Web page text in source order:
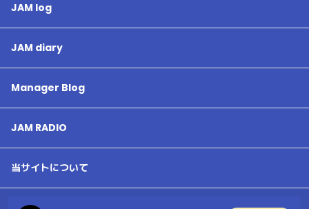
JAM log
JAM diary
Manager Blog
JAM RADIO
当サイトについて